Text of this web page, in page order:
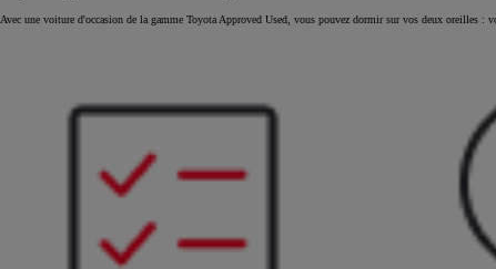
À partir de
Avec une voiture d'occasion de la gamme Toyota Approved Used, vous pouvez dormir sur vos deux oreilles :